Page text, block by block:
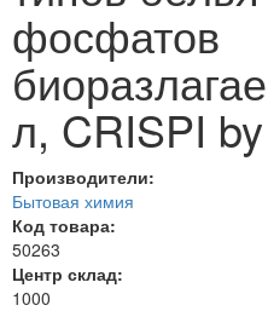
фосфатов
л, CRISPI
Производители:
Бытовая химия
Код товара:
50263
Центр склад:
1000